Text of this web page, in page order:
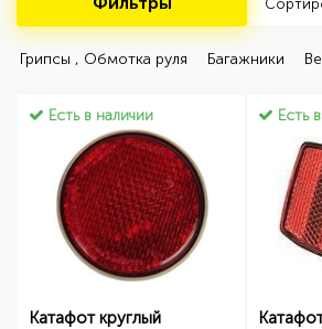
Грипсы , Обмотка руля Багажники
Есть в наличии
Катафот круглый
Есть